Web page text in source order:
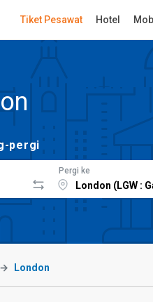
Tiket Pesawat Hotel
pergi
Pergi ke
London